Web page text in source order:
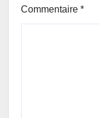
Commentaire *